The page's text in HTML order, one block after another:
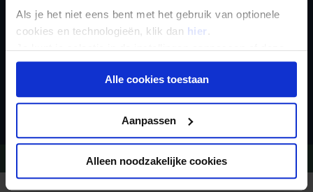
Als je het niet eens bent met het gebruik van optionele
cookies en technologieën, klik dan hier .
Je kunt je selectie in de instellingen aanpassen of deze
onder aan de pagina op elk gewenst moment voor de
toekomst wijzigen.Alle cookies toestaan
Aanpassen
Alleen noodzakelijke cookies
Inschrijven
Vragen?Bel 020-7887700